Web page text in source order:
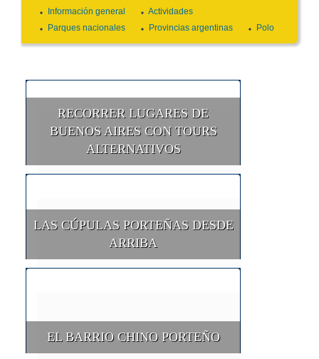
Información general
Actividades
Parques nacionales
Provincias argentinas Polo
RECORRER LUGARES DE
BUENOS AIRES CON TOURS
ALTERNATIVOS
LAS CÚPULAS PORTEÑAS DESDE
ARRIBA
EL BARRIO CHINO PORTEÑO